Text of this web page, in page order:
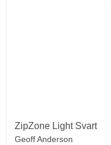
ZipZone Light Svart
Geoff Anderson